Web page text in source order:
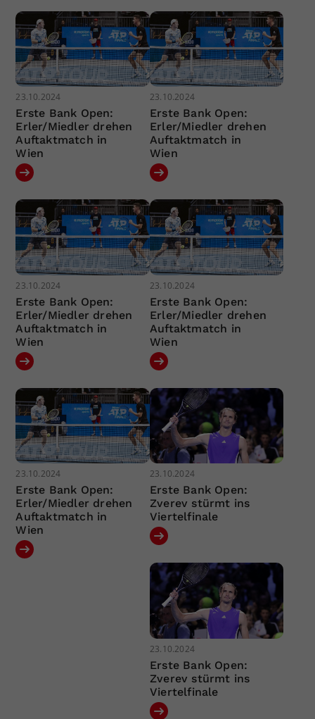
23.10.2024
Erste Bank Open:
Erler/Miedler drehen
Auftaktmatch in
Wien
23.10.2024
Erste Bank Open:
Erler/Miedler drehen
Auftaktmatch in
Wien
23.10.2024
Erste Bank Open:
Erler/Miedler drehen
Auftaktmatch in
Wien
23.10.2024
Erste Bank Open:
Erler/Miedler drehen
Auftaktmatch in
Wien
23.10.2024
Erste Bank Open:
Erler/Miedler drehen
Auftaktmatch in
Wien
23.10.2024
Erste Bank Open:
Zverev stürmt ins
Viertelfinale
23.10.2024
Erste Bank Open:
Zverev stürmt ins
Viertelfinale